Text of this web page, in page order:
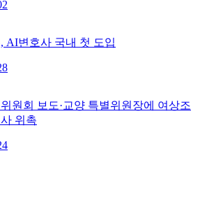
AI변호사 국내 첫 도입
원회 보도·교양 특별위원장에 여상조
위촉